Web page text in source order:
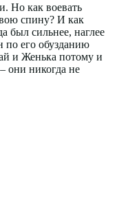
Но как воевать
спину? И как
был сильнее, наглее
по его обузданию
и Женька потому и
они никогда не